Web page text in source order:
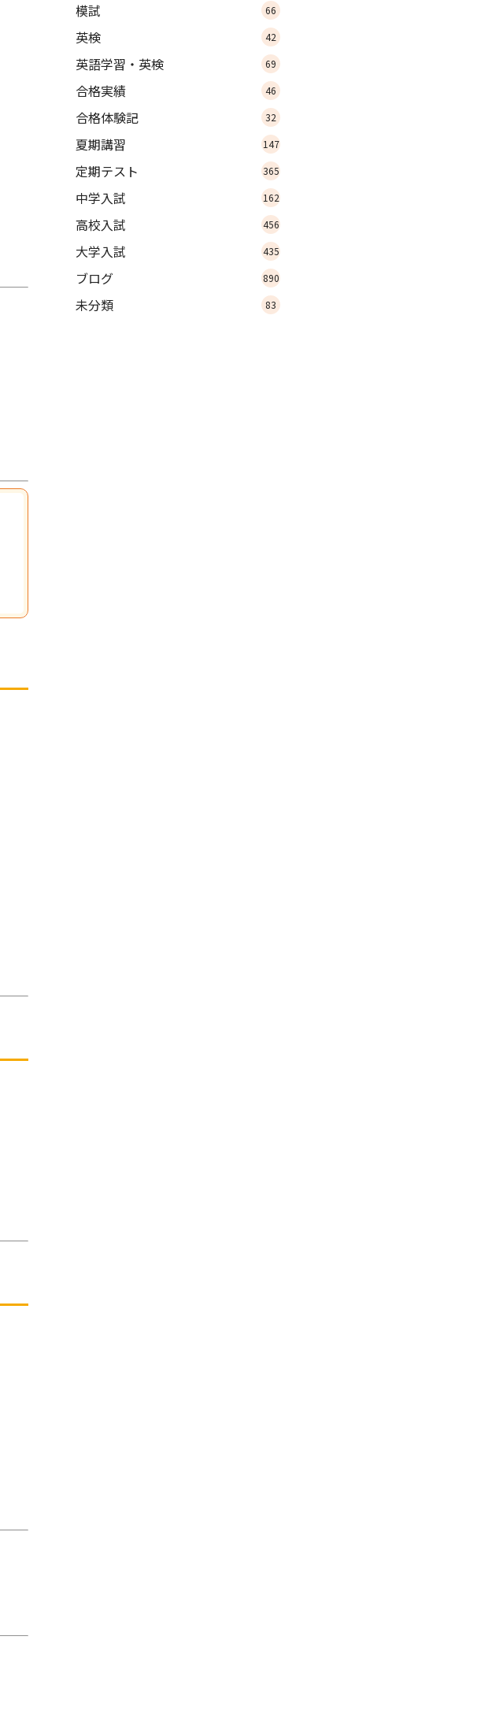
模試 66
英検 42
英語学習・英検 69
合格実績 46
合格体験記 32
夏期講習 147
定期テスト 365
中学入試 162
高校入試 456
大学入試 435
ブログ 890
未分類 83